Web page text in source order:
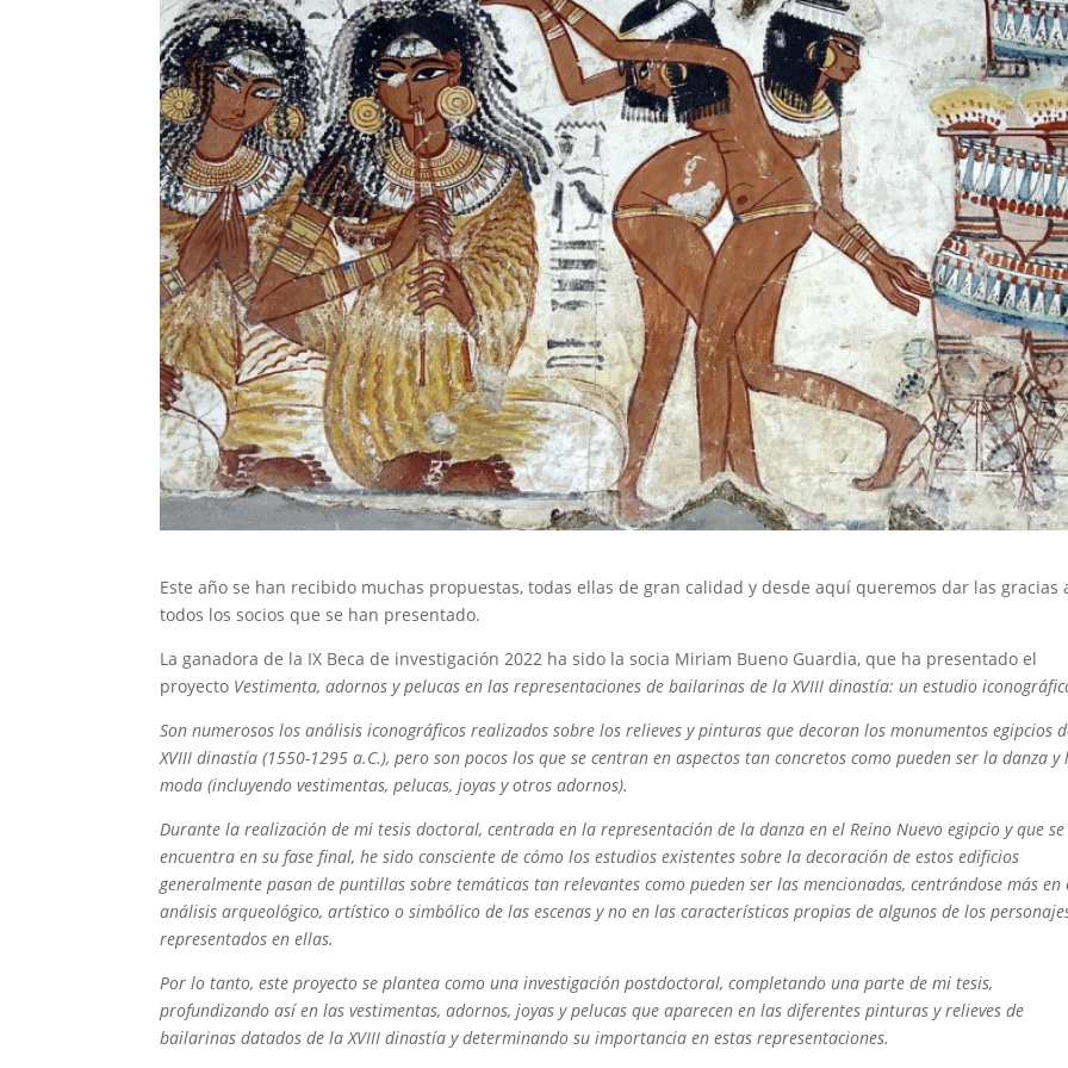
Este año se han recibido muchas propuestas, todas ellas de gran calidad y desde aquí queremos dar las gracias
todos los socios que se han presentado.
La ganadora de la IX Beca de investigación 2022 ha sido la socia Miriam Bueno Guardia, que ha presentado el
proyecto Vestimenta, adornos y pelucas en las representaciones de bailarinas de la XVIII dinastía: un estudio
Son numerosos los análisis iconográficos realizados sobre los relieves y pinturas que decoran los monumentos egipcios
XVIII dinastía (1550-1295 a.C.), pero son pocos los que se centran en aspectos tan concretos como pueden ser la danza y
moda (incluyendo vestimentas, pelucas, joyas y otros adornos).
Durante la realización de mi tesis doctoral, centrada en la representación de la danza en el Reino Nuevo egipcio y que se
encuentra en su fase final, he sido consciente de cómo los estudios existentes sobre la decoración de estos edificios
generalmente pasan de puntillas sobre temáticas tan relevantes como pueden ser las mencionadas, centrándose más en
análisis arqueológico, artístico o simbólico de las escenas y no en las características propias de algunos de los
representados en ellas.
Por lo tanto, este proyecto se plantea como una investigación postdoctoral, completando una parte de mi tesis,
profundizando así en las vestimentas, adornos, joyas y pelucas que aparecen en las diferentes pinturas y relieves de
bailarinas datados de la XVIII dinastía y determinando su importancia en estas representaciones.